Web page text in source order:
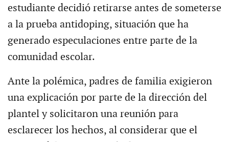
estudiante decidió retirarse antes de someterse
a la prueba antidoping, situación que ha
generado especulaciones entre parte de la
comunidad escolar.
Ante la polémica, padres de familia exigieron
una explicación por parte de la dirección del
plantel y solicitaron una reunión para
esclarecer los hechos, al considerar que el